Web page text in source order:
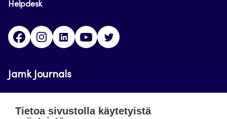
Helpdesk
FacebookInstagram
LinkedInYoutube
Jamk Journals
luettavissa. Verkkolehtien tarkoituksena on tukea
Tietoa sivustolla käytetyistä